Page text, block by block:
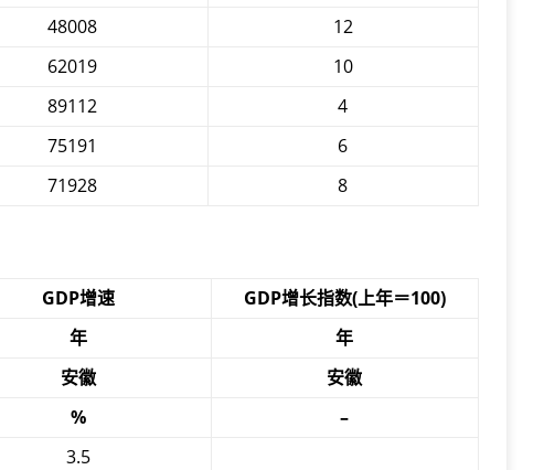
48008
12
62019
10
89112
4
75191
6
71928 8
GDP增速
GDP增长指数(上年＝100)
年
年
安徽
安徽
%
–
3.5